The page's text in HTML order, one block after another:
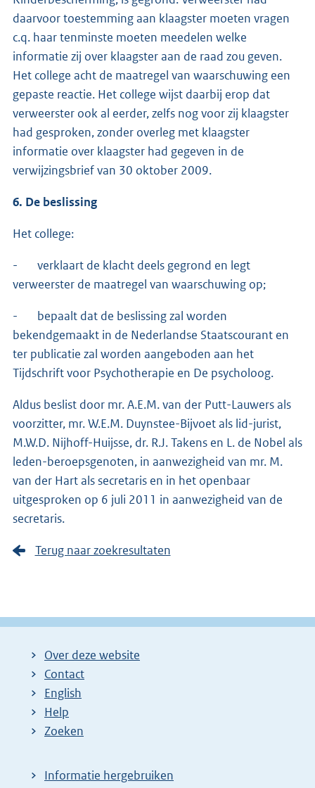
daarvoor toestemming aan klaagster moeten vragen
c.q. haar tenminste moeten meedelen welke
informatie zij over klaagster aan de raad zou geven.
Het college acht de maatregel van waarschuwing een
gepaste reactie. Het college wijst daarbij erop dat
verweerster ook al eerder, zelfs nog voor zij klaagster
had gesproken, zonder overleg met klaagster
informatie over klaagster had gegeven in de
verwijzingsbrief van 30 oktober 2009.
6. De beslissing
Het college:
- verklaart de klacht deels gegrond en legt
verweerster de maatregel van waarschuwing op;
- bepaalt dat de beslissing zal worden
bekendgemaakt in de Nederlandse Staatscourant en
ter publicatie zal worden aangeboden aan het
Tijdschrift voor Psychotherapie en De psycholoog.
Aldus beslist door mr. A.E.M. van der Putt-Lauwers als
voorzitter, mr. W.E.M. Duynstee-Bijvoet als lid-jurist,
M.W.D. Nijhoff-Huijsse, dr. R.J. Takens en L. de Nobel als
leden-beroepsgenoten, in aanwezigheid van mr. M.
van der Hart als secretaris en in het openbaar
uitgesproken op 6 juli 2011 in aanwezigheid van de
secretaris.
Terug naar zoekresultaten
Over deze website
Contact
English
Help
Zoeken
Informatie hergebruiken